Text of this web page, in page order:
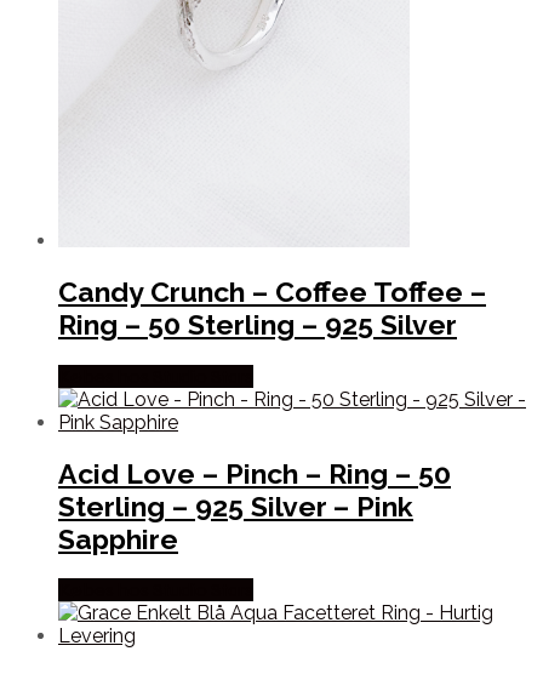
Candy Crunch – Coffee Toffee –
Ring – 50 Sterling – 925 Silver
Acid Love – Pinch – Ring – 50
Sterling – 925 Silver – Pink
Sapphire